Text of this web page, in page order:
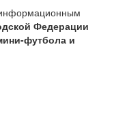
Федерации
футбола и